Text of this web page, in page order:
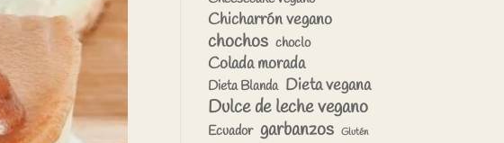
Chicharrón vegano
chochos choclo
Colada morada
Dieta Blanda Dieta vegana
Dulce de leche vegano
Ecuador garbanzos Glutén